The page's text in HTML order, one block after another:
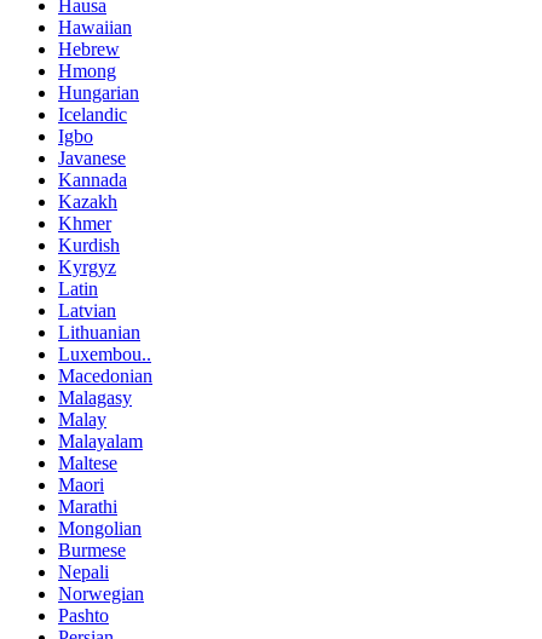
Hausa
Hawaiian
Hebrew
Hmong
Hungarian
Icelandic
Igbo
Javanese
Kannada
Kazakh
Khmer
Kurdish
Kyrgyz
Latin
Latvian
Lithuanian
Luxembou..
Macedonian
Malagasy
Malay
Malayalam
Maltese
Maori
Marathi
Mongolian
Burmese
Nepali
Norwegian
Pashto